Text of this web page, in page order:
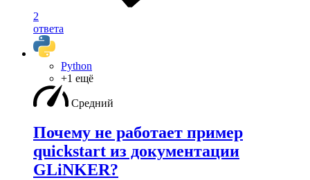
2
ответа
Python
+1 ещё
Средний
Почему не работает пример
quickstart из документации
GLiNKER?